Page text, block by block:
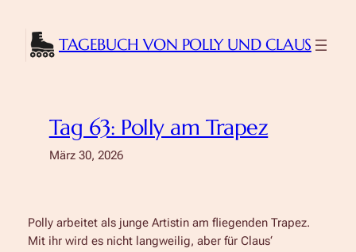
Inhalt
springen TAGEBUCH VON POLLY UND CLAUS
Tag 63: Polly am Trapez
März 30, 2026
Polly arbeitet als junge Artistin am fliegenden Trapez.
Mit ihr wird es nicht langweilig, aber für Claus‘